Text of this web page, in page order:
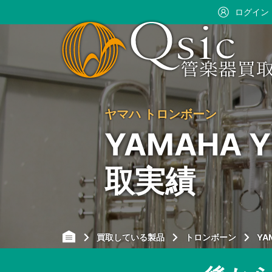
ログイン
ヤマハ トロンボーン
YAMAHA
取実績
買取している製品 トロンボーン